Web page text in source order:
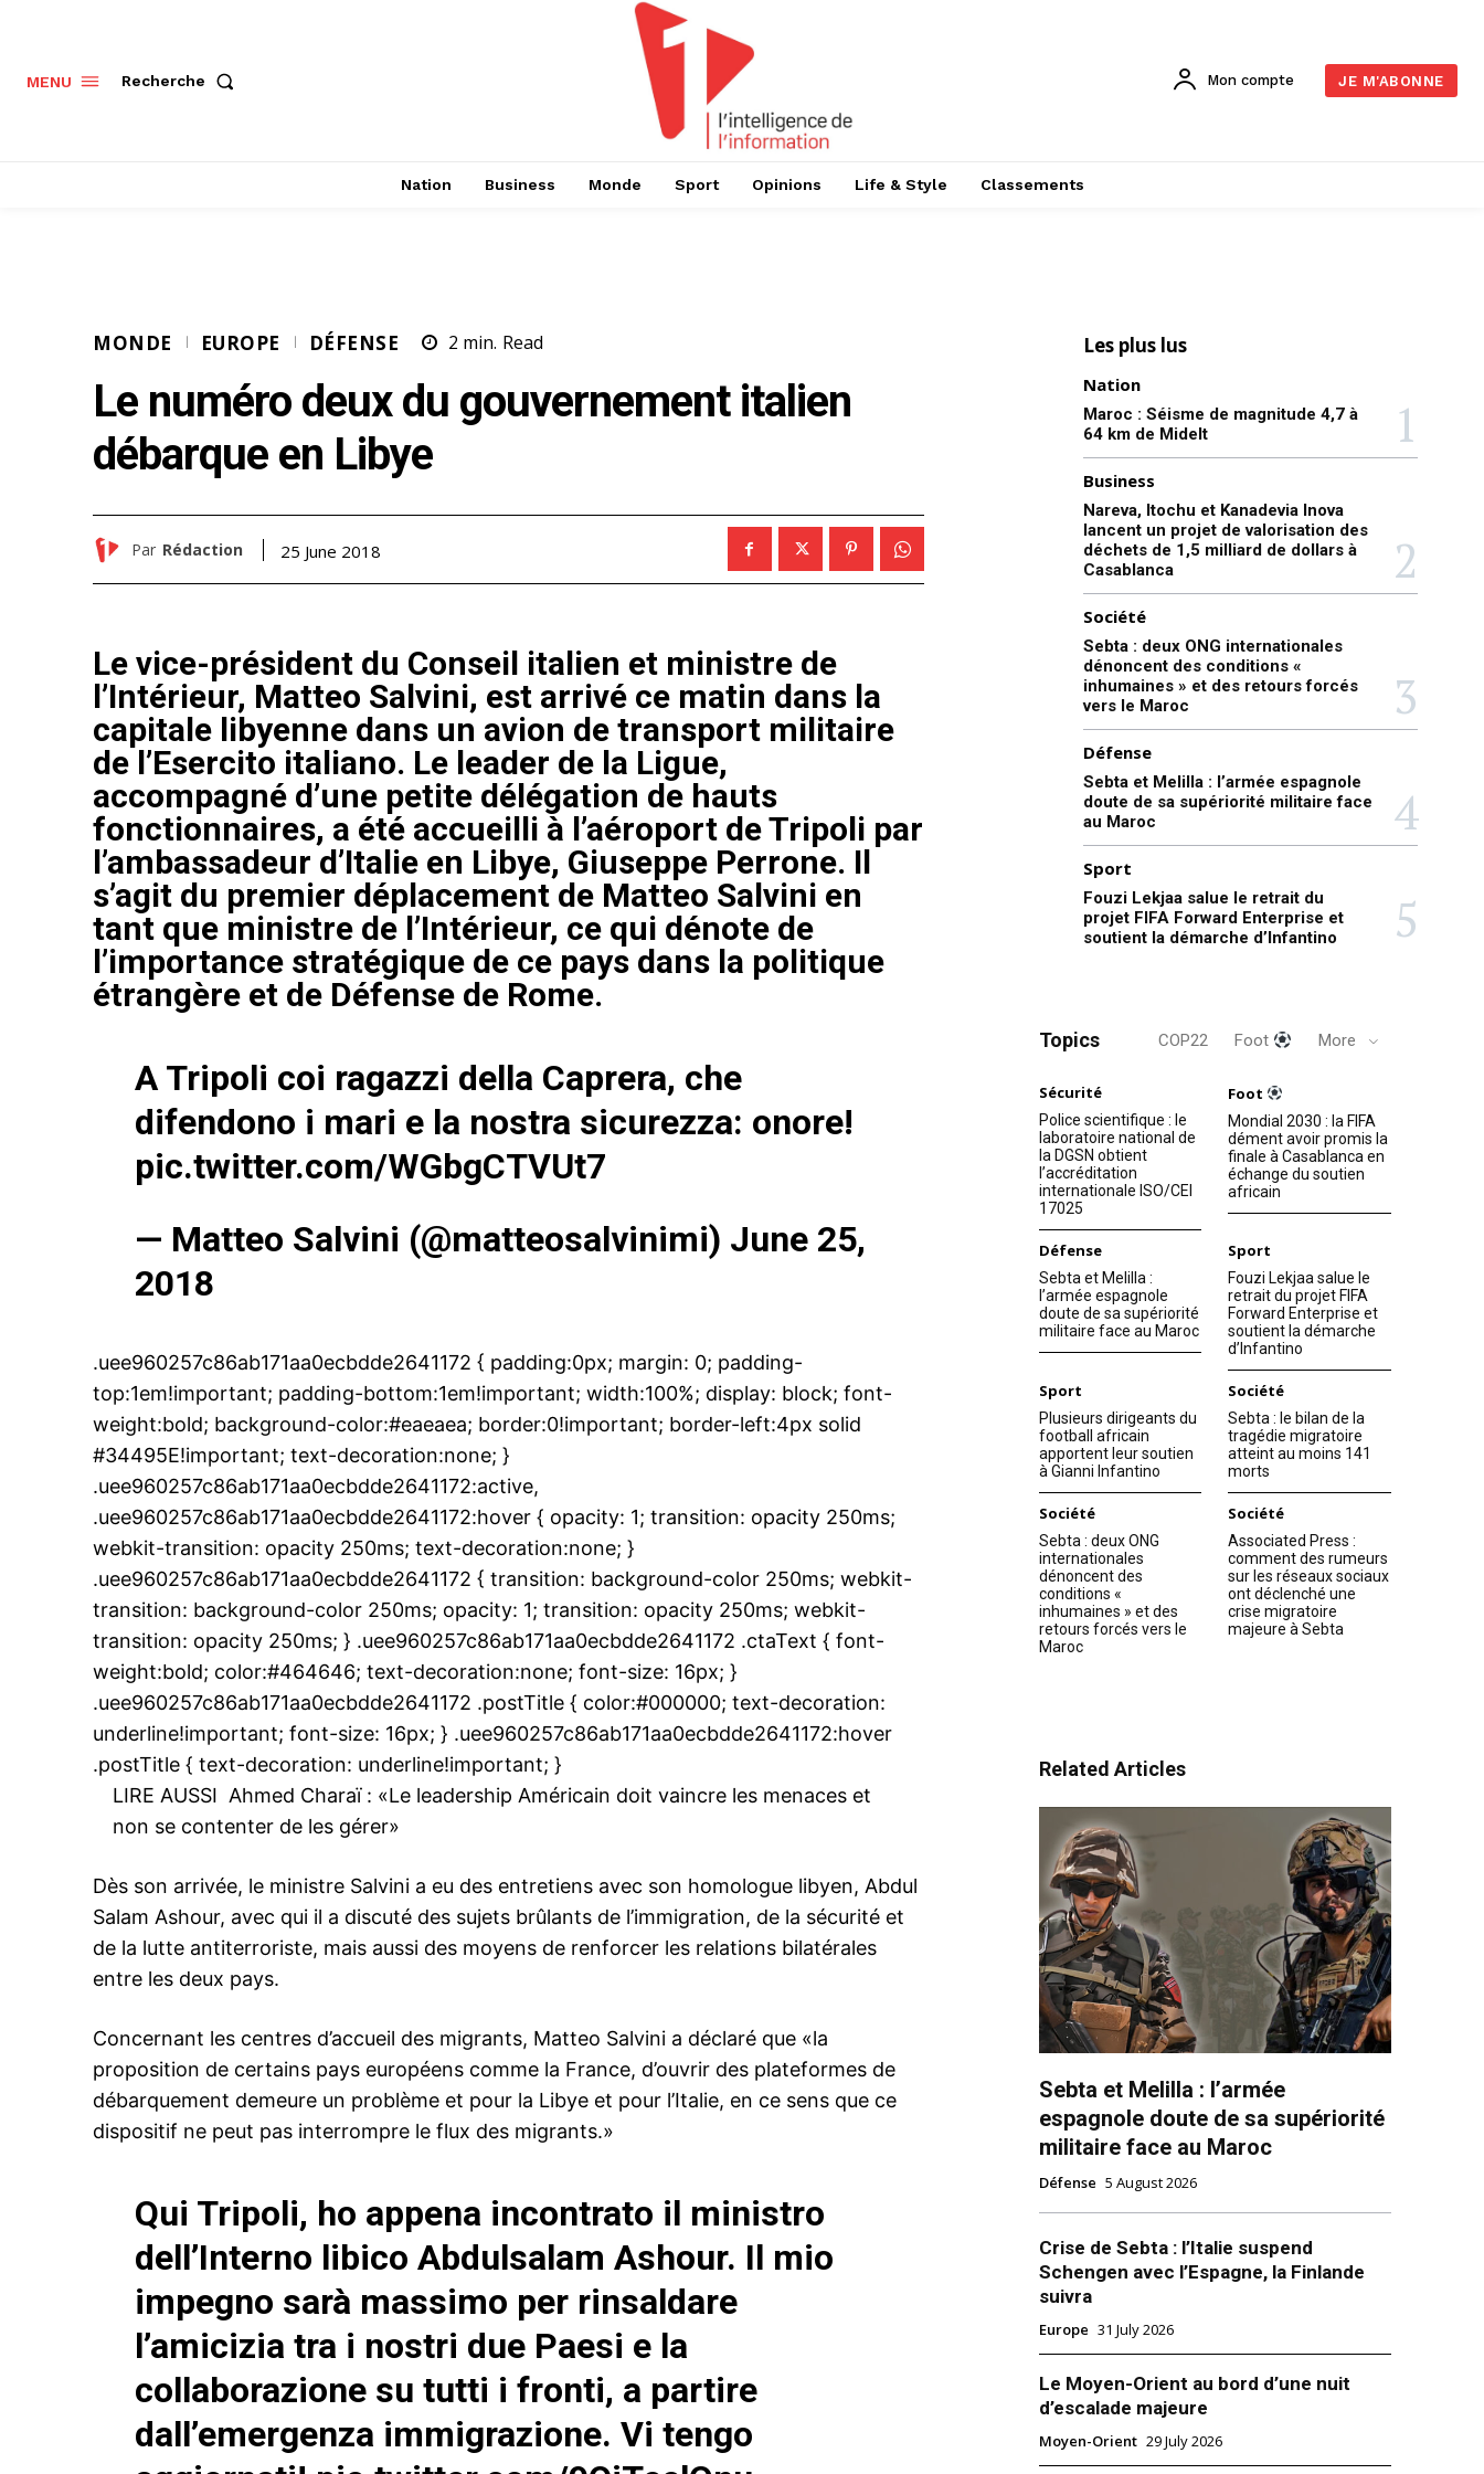
le1.ma
Insight Publications
Nous contacter
Mon compte
MENU Recherche Mon compte JE M'ABONNE
Nation Business Monde Sport Opinions Life & Style Classements
MONDE EUROPE DÉFENSE 2 min. Read
Le numéro deux du gouvernement italien
débarque en Libye
Par Rédaction 25 June 2018
Le vice-président du Conseil italien et ministre de
l’Intérieur, Matteo Salvini, est arrivé ce matin dans la
capitale libyenne dans un avion de transport militaire
de l’Esercito italiano. Le leader de la Ligue,
accompagné d’une petite délégation de hauts
fonctionnaires, a été accueilli à l’aéroport de Tripoli par
l’ambassadeur d’Italie en Libye, Giuseppe Perrone. Il
s’agit du premier déplacement de Matteo Salvini en
tant que ministre de l’Intérieur, ce qui dénote de
l’importance stratégique de ce pays dans la politique
étrangère et de Défense de Rome.
A Tripoli coi ragazzi della Caprera, che
difendono i mari e la nostra sicurezza: onore!
pic.twitter.com/WGbgCTVUt7
— Matteo Salvini (@matteosalvinimi) June 25,
2018
.uee960257c86ab171aa0ecbdde2641172 { padding:0px; margin: 0; padding-
top:1em!important; padding-bottom:1em!important; width:100%; display: block; font-
weight:bold; background-color:#eaeaea; border:0!important; border-left:4px solid
#34495E!important; text-decoration:none; }
.uee960257c86ab171aa0ecbdde2641172:active,
.uee960257c86ab171aa0ecbdde2641172:hover { opacity: 1; transition: opacity 250ms;
webkit-transition: opacity 250ms; text-decoration:none; }
.uee960257c86ab171aa0ecbdde2641172 { transition: background-color 250ms; webkit-
transition: background-color 250ms; opacity: 1; transition: opacity 250ms; webkit-
transition: opacity 250ms; } .uee960257c86ab171aa0ecbdde2641172 .ctaText { font-
weight:bold; color:#464646; text-decoration:none; font-size: 16px; }
.uee960257c86ab171aa0ecbdde2641172 .postTitle { color:#000000; text-decoration:
underline!important; font-size: 16px; } .uee960257c86ab171aa0ecbdde2641172:hover
.postTitle { text-decoration: underline!important; }
LIRE AUSSI Ahmed Charaï : «Le leadership Américain doit vaincre les menaces et
non se contenter de les gérer»
Dès son arrivée, le ministre Salvini a eu des entretiens avec son homologue libyen, Abdul
Salam Ashour, avec qui il a discuté des sujets brûlants de l’immigration, de la sécurité et
de la lutte antiterroriste, mais aussi des moyens de renforcer les relations bilatérales
entre les deux pays.
Concernant les centres d’accueil des migrants, Matteo Salvini a déclaré que «la
proposition de certains pays européens comme la France, d’ouvrir des plateformes de
débarquement demeure un problème et pour la Libye et pour l’Italie, en ce sens que ce
dispositif ne peut pas interrompre le flux des migrants.»
Qui Tripoli, ho appena incontrato il ministro
dell’Interno libico Abdulsalam Ashour. Il mio
impegno sarà massimo per rinsaldare
l’amicizia tra i nostri due Paesi e la
collaborazione su tutti i fronti, a partire
dall’emergenza immigrazione. Vi tengo
Les plus lus
Nation
Maroc : Séisme de magnitude 4,7 à
64 km de Midelt
Business
Nareva, Itochu et Kanadevia Inova
lancent un projet de valorisation des
déchets de 1,5 milliard de dollars à
Casablanca
Société
Sebta : deux ONG internationales
dénoncent des conditions «
inhumaines » et des retours forcés
vers le Maroc
Défense
Sebta et Melilla : l’armée espagnole
doute de sa supériorité militaire face
au Maroc
Sport
Fouzi Lekjaa salue le retrait du
projet FIFA Forward Enterprise et
soutient la démarche d’Infantino
Topics COP22 Foot More
Sécurité
Police scientifique : le
laboratoire national de
la DGSN obtient
l’accréditation
internationale ISO/CEI
17025
Foot
Mondial 2030 : la FIFA
dément avoir promis la
finale à Casablanca en
échange du soutien
africain
Défense
Sebta et Melilla :
l’armée espagnole
doute de sa supériorité
militaire face au Maroc
Sport
Fouzi Lekjaa salue le
retrait du projet FIFA
Forward Enterprise et
soutient la démarche
d’Infantino
Sport
Plusieurs dirigeants du
football africain
apportent leur soutien
à Gianni Infantino
Société
Sebta : le bilan de la
tragédie migratoire
atteint au moins 141
morts
Société
Sebta : deux ONG
internationales
dénoncent des
conditions «
inhumaines » et des
retours forcés vers le
Maroc
Société
Associated Press :
comment des rumeurs
sur les réseaux sociaux
ont déclenché une
crise migratoire
majeure à Sebta
Related Articles
Sebta et Melilla : l’armée
espagnole doute de sa supériorité
militaire face au Maroc
Défense 5 August 2026
Crise de Sebta : l’Italie suspend
Schengen avec l’Espagne, la Finlande
suivra
Europe 31 July 2026
Le Moyen-Orient au bord d’une nuit
d’escalade majeure
Moyen-Orient 29 July 2026